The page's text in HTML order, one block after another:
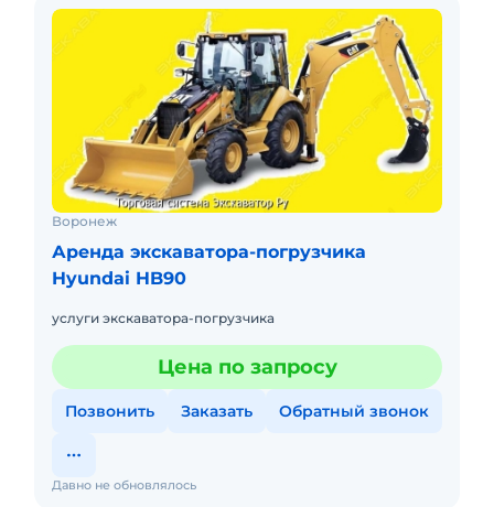
Воронеж
Аренда экскаватора-погрузчика
Hyundai HB90
услуги экскаватора-погрузчика
Цена по запросу
Позвонить Заказать Обратный звонок
Давно не обновлялось